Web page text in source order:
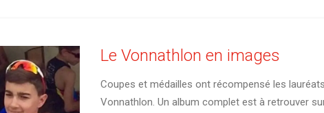
Le Vonnathlon en images
Coupes et médailles ont récompensé les
Vonnathlon. Un album complet est à retrouver